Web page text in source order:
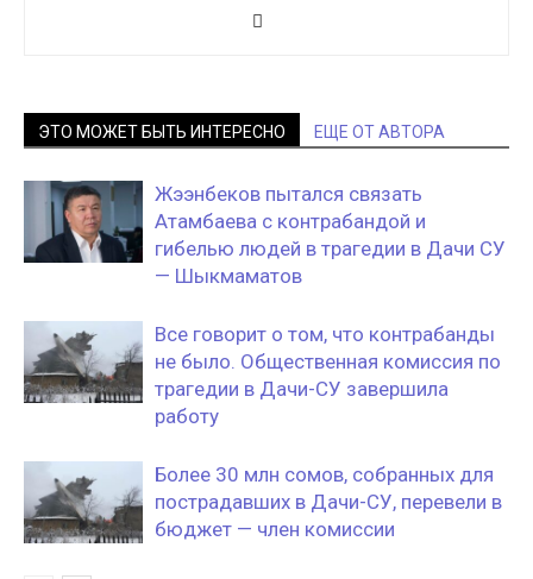
ЭТО МОЖЕТ БЫТЬ ИНТЕРЕСНО ЕЩЕ ОТ АВТОРА
Жээнбеков пытался связать
Атамбаева с контрабандой и
гибелью людей в трагедии в Дачи СУ
— Шыкмаматов
Все говорит о том, что контрабанды
не было. Общественная комиссия по
трагедии в Дачи-СУ завершила
работу
Более 30 млн сомов, собранных для
пострадавших в Дачи-СУ, перевели в
бюджет — член комиссии